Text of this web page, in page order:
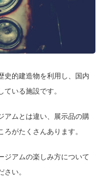
史的建造物を利用し、国内
いる施設です。
アムとは違い、展示品の購
がたくさんあります。
ジアムの楽しみ方について
い。